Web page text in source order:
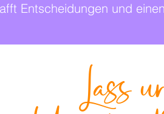
Entscheidungen und
Lass